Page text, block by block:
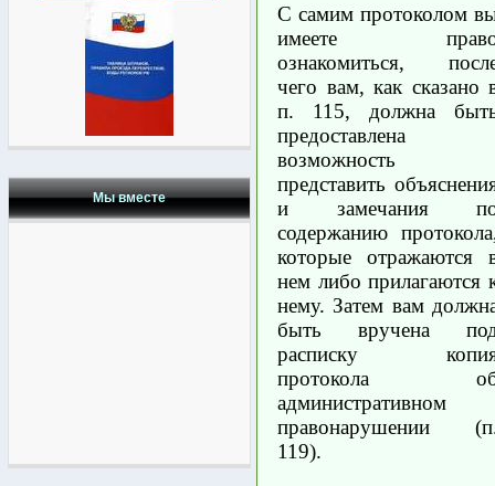
Мы вместе
С самим протоколом
имеете
ознакомиться,
чего вам, как сказано
п. 115, должна
предоставлена
возможность
представить
и замечания
содержанию
которые отражаются
нем либо прилагаются
нему. Затем вам
быть вручена
расписку
протокола
административном
правонарушении
119).